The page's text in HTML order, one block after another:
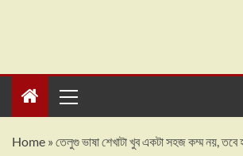
Home » তেলুগু ভাষা শেখাটা খুব একটা সহজ কম্ম নয়, তবে